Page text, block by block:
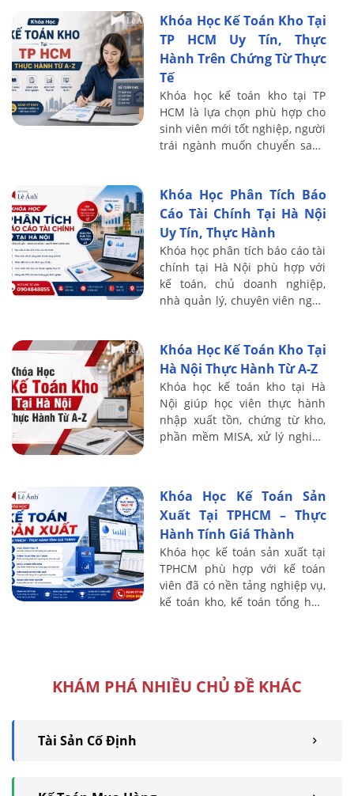
chính và ...
Khóa Học Kế Toán Kho Tại
TP HCM Uy Tín, Thực
Hành Trên Chứng Từ Thực
Tế
Khóa học kế toán kho tại TP
HCM là lựa chọn phù hợp cho
sinh viên mới tốt nghiệp, người
trái ngành muốn chuyển sang
toán muốn ...
Khóa Học Phân Tích Báo
Cáo Tài Chính Tại Hà Nội
Uy Tín, Thực Hành
Khóa học phân tích báo cáo tài
chính tại Hà Nội phù hợp với
kế toán, chủ doanh nghiệp,
nhà quản lý, chuyên viên ngân
hiểu số ...
Khóa Học Kế Toán Kho Tại
Hà Nội Thực Hành Từ A-Z
Khóa học kế toán kho tại Hà
Nội giúp học viên thực hành
nhập xuất tồn, chứng từ kho,
phần mềm MISA, xử lý nghiệp
Khóa Học Kế Toán Sản
Xuất Tại TPHCM – Thực
Hành Tính Giá Thành
Khóa học kế toán sản xuất tại
TPHCM phù hợp với kế toán
viên đã có nền tảng nghiệp vụ,
kế toán kho, kế toán tổng hợp
KHÁM PHÁ NHIỀU CHỦ ĐỀ KHÁC
Tài Sản Cố Định